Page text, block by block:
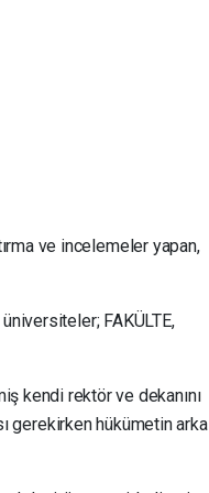
ve incelemeler yapan,
FAKÜLTE,
kendi rektör ve dekanını
gerekirken hükümetin arka